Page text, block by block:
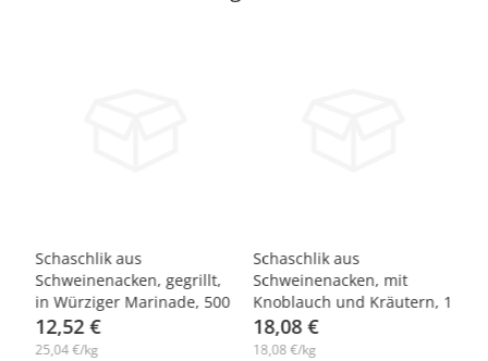
Schaschlik aus
Schweinenacken, gegrillt,
in Würziger Marinade, 500
g
12,52 €
25,04 €/kg
Schaschlik aus
Schweinenacken, mit
Knoblauch und Kräutern, 1
kg
18,08 €
18,08 €/kg